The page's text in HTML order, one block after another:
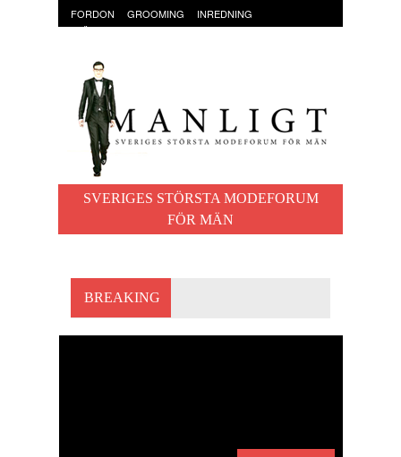
FORDON GROOMING
INREDNING
KLÄDER & ACCESSOARER
MAT OCH DRYCK
SVERIGES STÖRSTA MODEFORUM
FÖR MÄN
BREAKING